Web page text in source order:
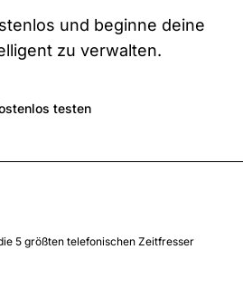
und beginne deine
zu verwalten.
testen
5 größten telefonischen Zeitfresser